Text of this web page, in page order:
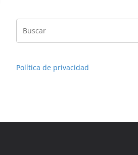
Política de privacidad